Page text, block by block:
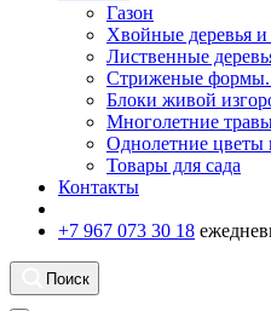
Газон
Хвойные деревья и
Лиственные
Стриженые формы.
Блоки живой
Многолетние
Однолетние цветы
Товары для сада
Контакты
+7 967 073 30 18
Поиск